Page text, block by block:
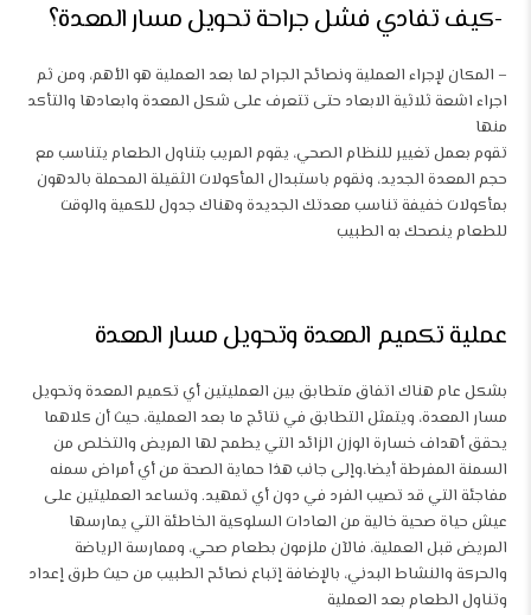
-كيف تفادي فشل جراحة تحويل مسار المعدة؟
– المكان لإجراء العملية ونصائح الجراح لما بعد العملية هو الأهم، ومن ثم
اجراء اشعة ثلاثية الابعاد حتى تتعرف على شكل المعدة وابعادها والتأكد
منها
تقوم بعمل تغيير للنظام الصحي، يقوم المريب بتناول الطعام يتناسب مع
حجم المعدة الجديد، ونقوم باستبدال المأكولات الثقيلة المحملة بالدهون
بمأكولات خفيفة تناسب معدتك الجديدة وهناك جدول للكمية والوقت
للطعام ينصحك به الطبيب
عملية تكميم المعدة وتحويل مسار المعدة
بشكل عام هناك اتفاق متطابق بين العمليتين أي تكميم المعدة وتحويل
مسار المعدة، ويتمثل التطابق في نتائج ما بعد العملية، حيث أن كلاهما
يحقق أهداف خسارة الوزن الزائد التي يطمح لها المريض والتخلص من
السمنة المفرطةأيضا،وإلى جانب هذا حماية الصحة من أي أمراض سمنه
مفاجئة التي قد تصيب الفرد في دون أي تمهيد. وتساعد العمليتين على
عيش حياة صحية خالية من العادات السلوكية الخاطئة التي يمارسها
المريض قبل العملية، فالآن ملزمون بطعام صحي، وممارسة الرياضة
والحركة والنشاط البدني، بالإضافة إتباع نصائح الطبيب من حيث طرق إعداد
وتناول الطعام بعد العملية